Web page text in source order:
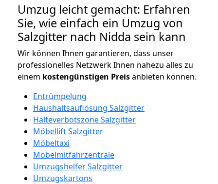
Umzug leicht gemacht: Erfahren
Sie, wie einfach ein Umzug von
Salzgitter nach Nidda sein kann
Wir können Ihnen garantieren, dass unser
professionelles Netzwerk Ihnen nahezu alles zu
einem kostengünstigen Preisanbieten können.
Entrümpelung
Haushaltsauflösung Salzgitter
Halteverbotszone Salzgitter
Möbellift Salzgitter
Möbeltaxi
Möbelmitfahrzentrale
Umzugshelfer Salzgitter
Umzugskartons